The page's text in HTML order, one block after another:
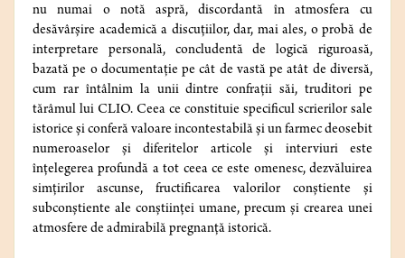
nu numai o notă aspră, discordantă în atmosfera cu
desăvârșire academică a discuțiilor, dar, mai ales, o probă de
interpretare personală, concludentă de logică riguroasă,
bazată pe o documentație pe cât de vastă pe atât de diversă,
cum rar întâlnim la unii dintre confrații săi, truditori pe
tărâmul lui CLIO. Ceea ce constituie specificul scrierilor sale
istorice și conferă valoare incontestabilă și un farmec deosebit
numeroaselor și diferitelor articole și interviuri este
înțelegerea profundă a tot ceea ce este omenesc, dezvăluirea
simțirilor ascunse, fructificarea valorilor conștiente și
subconștiente ale conștiinței umane, precum și crearea unei
atmosfere de admirabilă pregnanță istorică.